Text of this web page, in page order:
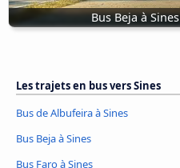
Bus Beja à Sines
Les trajets en bus vers Sines
Bus de Albufeira à Sines
Bus Beja à Sines
Bus Faro à Sines